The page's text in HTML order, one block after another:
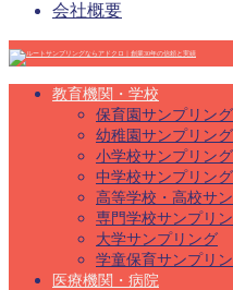
会社概要
教育機関・学校
保育園サンプリング
幼稚園サンプリング
小学校サンプリング
中学校サンプリング
高等学校・高校サ
専門学校サンプリ
大学サンプリング
学童保育サンプリ
医療機関・病院